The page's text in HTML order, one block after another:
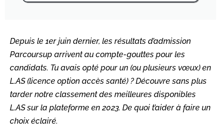
Depuis le 1er juin dernier, les résultats d’admission
Parcoursup arrivent au compte-gouttes pour les
candidats. Tu avais opté pour un (ou plusieurs vœux) en
L.AS (licence option accès santé) ? Découvre sans plus
tarder notre classement des meilleures disponibles
L.AS sur la plateforme en 2023. De quoi t’aider à faire un
choix éclairé.